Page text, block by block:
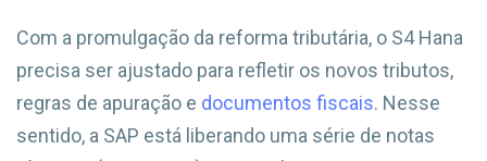
Com a promulgação da reforma tributária, o S4 Hana
precisa ser ajustado para refletir os novos tributos,
regras de apuração e documentos fiscais. Nesse
sentido, a SAP está liberando uma série de notas